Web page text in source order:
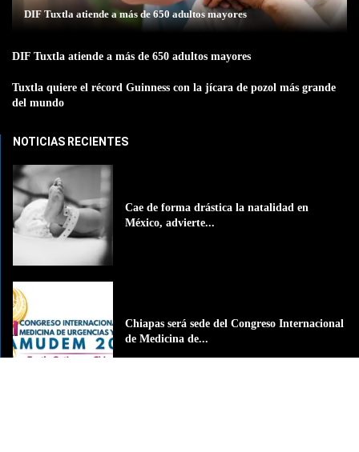
DIF Tuxtla atiende a más de 650 adultos mayores
DIF Tuxtla atiende a más de 650 adultos mayores
Tuxtla quiere el récord Guinness con la jícara de pozol más grande
del mundo
NOTICIAS RECIENTES
Cae de forma drástica la natalidad en
México, advierte...
Chiapas será sede del Congreso Internacional
de Medicina de...